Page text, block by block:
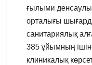
ғылыми
орталығы
санитариялық
385 ұйымның
клиникалық